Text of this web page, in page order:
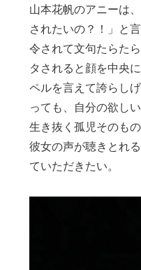
山本花帆のアニーは
されたいの？！」と
令されて文句たらた
タされると顔を中央
ペルを言えて誇らし
っても、自分の欲し
生き抜く孤児そのも
彼女の声が聴きとれ
ていただきたい。